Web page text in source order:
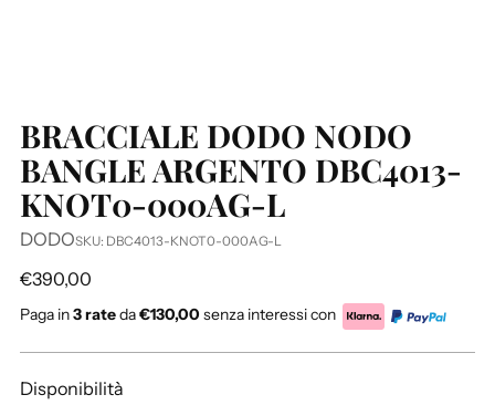
BRACCIALE DODO NODO
BANGLE ARGENTO DBC4013-
KNOT0-000AG-L
DODOSKU: DBC4013-KNOT0-000AG-L
Prezzo
di
€390,00
Paga in3 rateda€130,00 senza interessi con
Disponibilità